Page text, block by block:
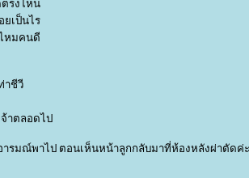
รงไหน
เป็นไร
หมคนดี
าชีวี
าตลอดไป
ารมณ์พาไป ตอนเห็นหน้าลูกกลับมาที่ห้องหลังผ่าตัดค่ะ